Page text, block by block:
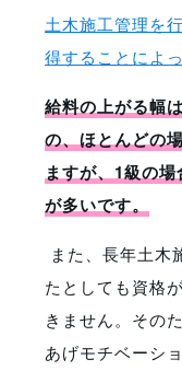
土木施工管理を
得することによ
給料の上がる幅
の、ほとんどの
ますが、1級の
が多いです。
また、長年土木
たとしても資格
きません。その
あげモチベーシ